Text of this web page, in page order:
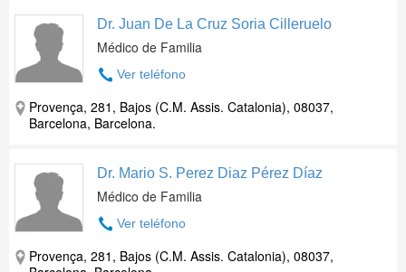
Dr. Juan De La Cruz Soria Cilleruelo
Médico de Familia
Ver teléfono
Provença, 281, Bajos (C.M. Assis. Catalonia), 08037,
Barcelona, Barcelona.
Dr. Mario S. Perez Diaz Pérez Díaz
Médico de Familia
Ver teléfono
Provença, 281, Bajos (C.M. Assis. Catalonia), 08037,